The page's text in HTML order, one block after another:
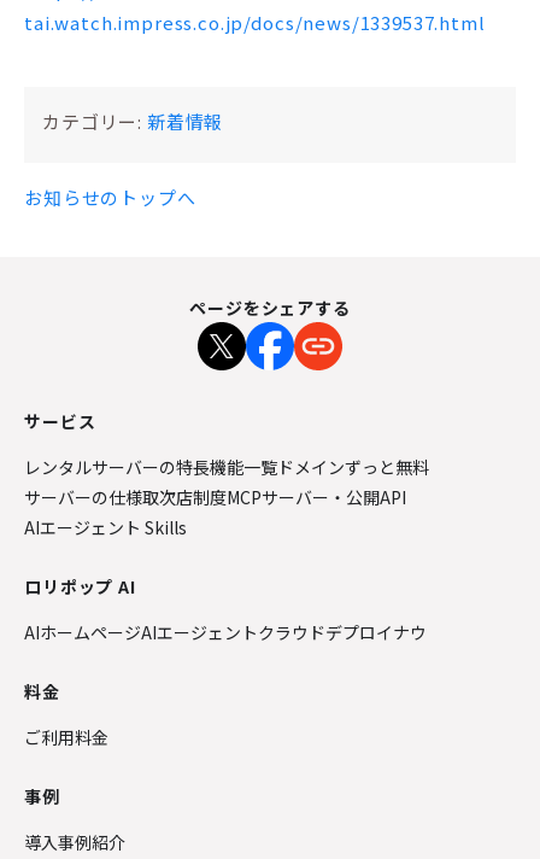
tai.watch.impress.co.jp/docs/news/1339537.html
カテゴリー: 新着情報
お知らせのトップへ
ページをシェアする
サービス
レンタルサーバーの特長機能一覧 ドメインずっと無料
サーバーの仕様取次店制度MCPサーバー・公開API
AIエージェント Skills
ロリポップ AI
AIホームページAIエージェントクラウドデプロイナウ
料金
ご利用料金
事例
導入事例紹介